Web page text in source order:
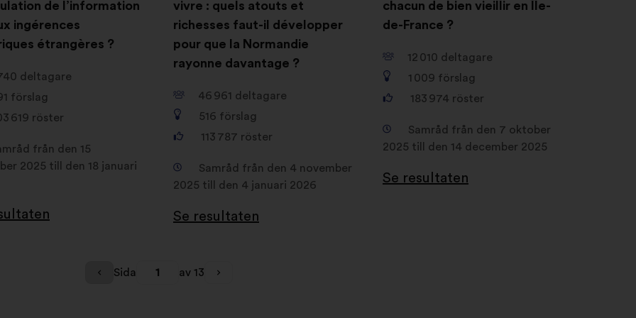
de l’information
ingérences
étrangères ?
deltagare
förslag
619 röster
från den 15
2025 till den 18 januari
vivre : quels atouts et
richesses faut-il développer
pour que la Normandie
rayonne davantage ?
46 961 deltagare
516 förslag
113 787 röster
Samråd från den 4 november
2025 till den 4 januari 2026
Se resultaten
chacun de bien vieillir en Île-
de-France ?
12 010 deltagare
1 009 förslag
183 974 röster
Samråd från den 7 oktober
2025 till den 14 december 2025
Se resultaten
Sida 1 av 13